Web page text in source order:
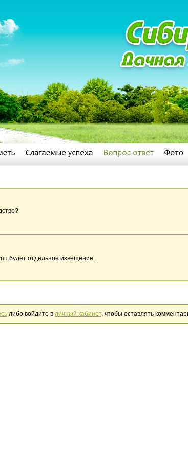
будет отдельное извещение.
либо войдите в личный кабинет, чтобы оставлять